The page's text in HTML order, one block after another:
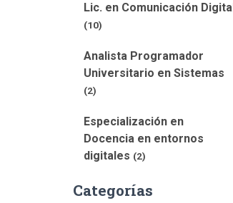
Lic. en Comunicación Digital
(10)
Analista Programador
Universitario en Sistemas
(2)
Especialización en
Docencia en entornos
digitales (2)
Categorías